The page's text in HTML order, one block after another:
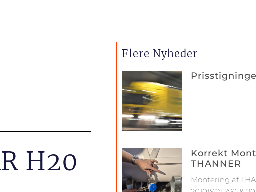
H20
Flere Nyheder
Korrekt
THANNER
Montering af